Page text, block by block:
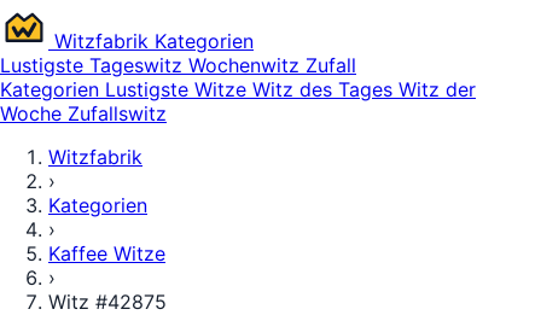
Witzfabrik Kategorien
Lustigste Tageswitz Wochenwitz Zufall
Kategorien Lustigste Witze Witz des Tages Witz der
Woche Zufallswitz
Witzfabrik
›
Kategorien
›
Kaffee Witze
›
Witz #42875